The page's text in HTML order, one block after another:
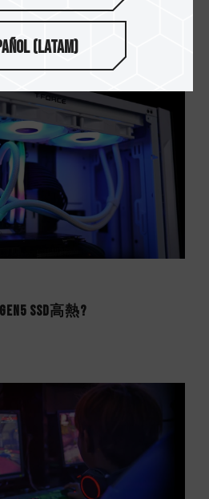
XMP⇄EXPO跨平台切換
SSD高熱?
(Latam)